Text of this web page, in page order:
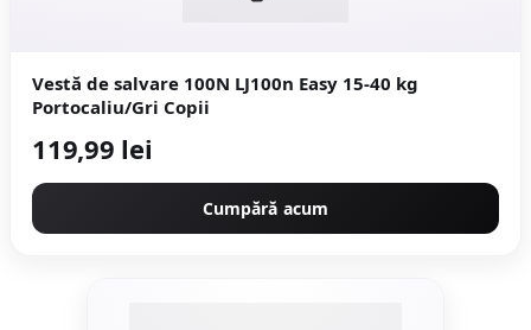
Vestă de salvare 100N LJ100n Easy 15-40 kg
Portocaliu/Gri Copii
119,99 lei
Cumpără acum